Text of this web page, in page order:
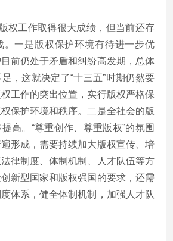
工作取得很大成绩，但当前还存
。一是版权保护环境有待进一步优
前仍处于矛盾和纠纷高发期，总体
，这就决定了“十三五”时期仍然要
工作的突出位置，实行版权严格保
保护环境和秩序。二是全社会的版
高。“尊重创作、尊重版权”的氛围
形成，需要持续加大版权宣传、培
律制度、体制机制、人才队伍等方
新型国家和版权强国的要求，还需
体系，健全体制机制，加强人才队